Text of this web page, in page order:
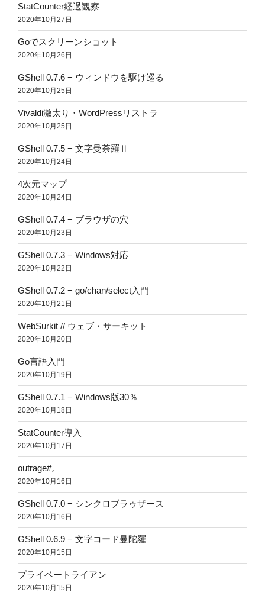
StatCounter経過観察
2020年10月27日
Goでスクリーンショット
2020年10月26日
GShell 0.7.6 − ウィンドウを駆け巡る
2020年10月25日
Vivaldi激太り・WordPressリストラ
2020年10月25日
GShell 0.7.5 − 文字曼荼羅Ⅱ
2020年10月24日
4次元マップ
2020年10月24日
GShell 0.7.4 − ブラウザの穴
2020年10月23日
GShell 0.7.3 − Windows対応
2020年10月22日
GShell 0.7.2 − go/chan/select入門
2020年10月21日
WebSurkit // ウェブ・サーキット
2020年10月20日
Go言語入門
2020年10月19日
GShell 0.7.1 − Windows版30％
2020年10月18日
StatCounter導入
2020年10月17日
outrage#。
2020年10月16日
GShell 0.7.0 − シンクロブラゥザース
2020年10月16日
GShell 0.6.9 − 文字コード曼陀羅
2020年10月15日
プライベートライアン
2020年10月15日